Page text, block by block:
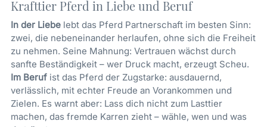
Krafttier Pferd in Liebe und Beruf
In der Liebe lebt das Pferd Partnerschaft im besten Sinn:
zwei, die nebeneinander herlaufen, ohne sich die Freiheit
zu nehmen. Seine Mahnung: Vertrauen wächst durch
sanfte Beständigkeit – wer Druck macht, erzeugt Scheu.
Im Beruf ist das Pferd der Zugstarke: ausdauernd,
verlässlich, mit echter Freude an Vorankommen und
Zielen. Es warnt aber: Lass dich nicht zum Lasttier
machen, das fremde Karren zieht – wähle, wen und was